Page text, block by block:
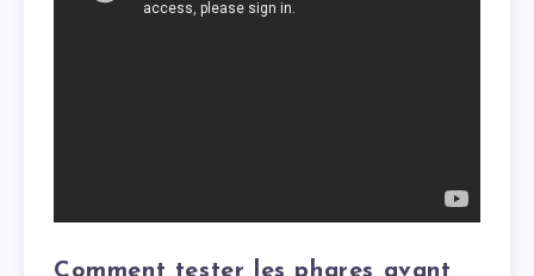
Comment tester les phares avant